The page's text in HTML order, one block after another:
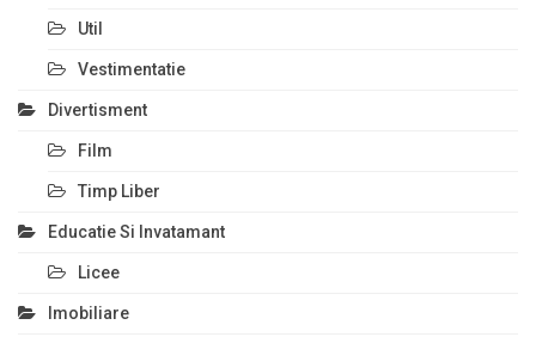
Util
Vestimentatie
Divertisment
Film
Timp Liber
Educatie Si Invatamant
Licee
Imobiliare